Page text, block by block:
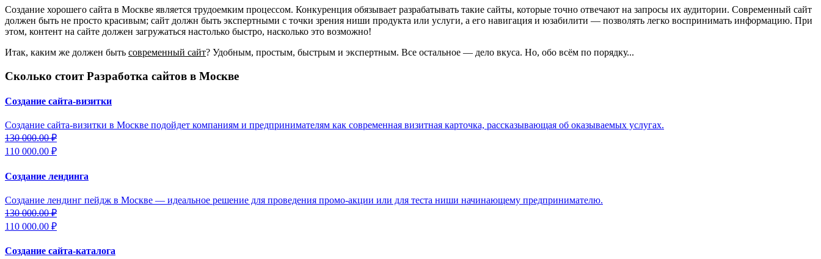
Создание хорошего сайта в Москве является трудоемким процессом. Конкуренция обязывает разрабатывать такие сайты, которые точно отвечают на запросы их аудитории. Современный сайт
должен быть не просто красивым; сайт должн быть экспертными с точки зрения ниши продукта или услуги, а его навигация и юзабилити — позволять легко воспринимать информацию. При
этом, контент на сайте должен загружаться настолько быстро, насколько это возможно!
Итак, каким же должен быть современный сайт? Удобным, простым, быстрым и экспертным. Все остальное — дело вкуса. Но, обо всём по порядку...
Сколько стоит Разработка сайтов в Москве
Создание сайта-визитки
Создание сайта-визитки в Москве подойдет компаниям и предпринимателям как современная визитная карточка, рассказывающая об оказываемых услугах.
130 000.00₽
110 000.00 ₽
Создание лендинга
Создание лендинг пейдж в Москве — идеальное решение для проведения промо-акции или для теста ниши начинающему предпринимателю.
130 000.00₽
110 000.00 ₽
Создание сайта-каталога